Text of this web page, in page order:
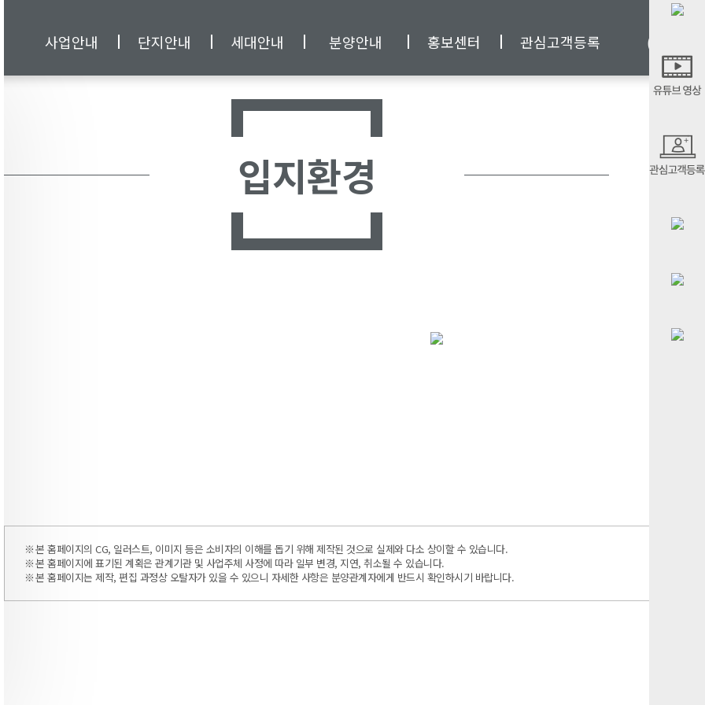
사업안내 단지안내 세대안내 분양안내 홍보센터 관심고객등록
입지환경
본 홈페이지의 CG, 일러스트, 이미지 등은 소비자의 이해를 돕기 위해 제작된 것으로 실제와 다소 상이할 수 있습니다.
본 홈페이지에 표기된 계획은 관계기관 및 사업주체 사정에 따라 일부 변경, 지연, 취소될 수 있습니다.
본 홈페이지는 제작, 편집 과정상 오탈자가 있을 수 있으니 자세한 사항은 분양관계자에게 반드시 확인하시기 바랍니다.